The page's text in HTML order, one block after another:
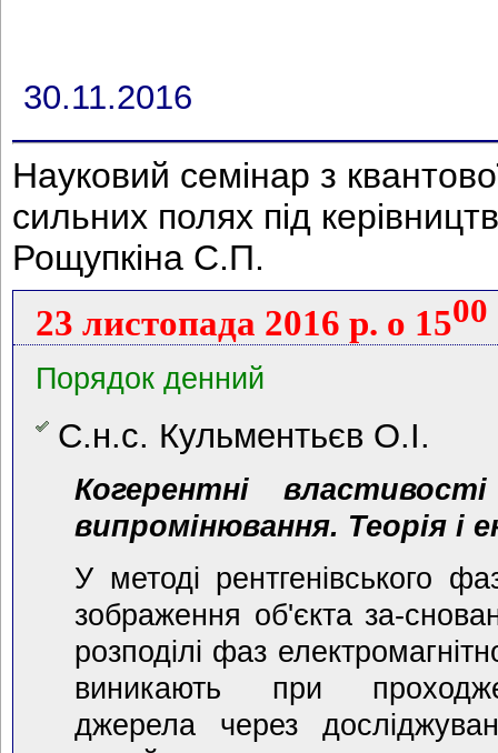
30.11.2016
Науковий семінар з
сильних полях під
Рощупкіна С.П.
23 листопада 2016 р. о 1500
Порядок денний
С.н.с. Кульментьєв О.І.
Когерентні
випромінювання. Теорія і
У методі рентгенівського
зображення об'єкта за-
розподілі фаз
виникають при
джерела через